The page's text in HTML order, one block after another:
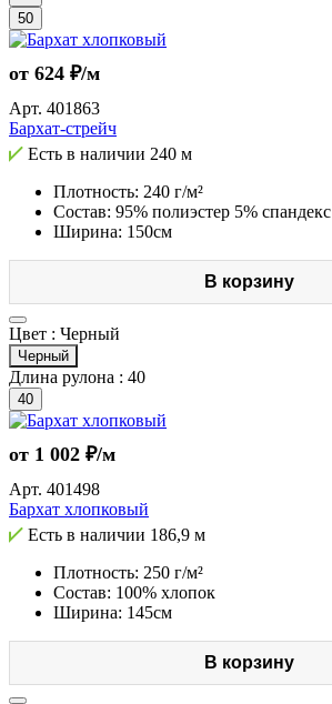
50
от 624 ₽/м
Арт. 401863
Бархат-стрейч
Есть в наличии 240 м
Плотность: 240 г/м²
Состав: 95% полиэстер 5% спандекс
Ширина: 150см
В корзину
Цвет : Черный
Черный
Длина рулона : 40
40
от 1 002 ₽/м
Арт. 401498
Бархат хлопковый
Есть в наличии 186,9 м
Плотность: 250 г/м²
Состав: 100% хлопок
Ширина: 145см
В корзину